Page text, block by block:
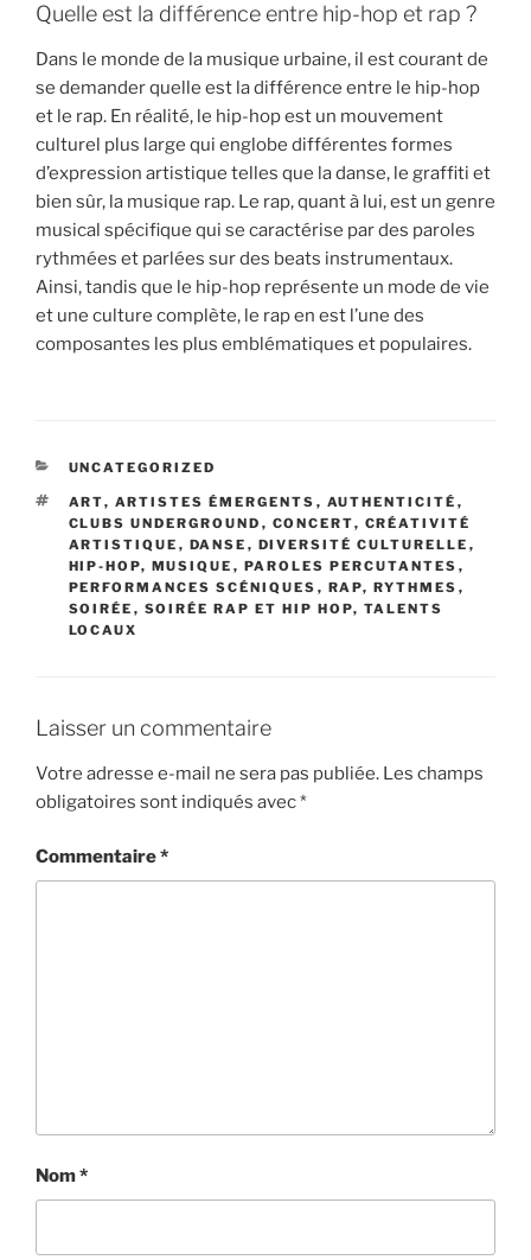
Quelle est la différence entre hip-hop et rap ?
Dans le monde de la musique urbaine, il est courant de
se demander quelle est la différence entre le hip-hop
et le rap. En réalité, le hip-hop est un mouvement
culturel plus large qui englobe différentes formes
d’expression artistique telles que la danse, le graffiti et
bien sûr, la musique rap. Le rap, quant à lui, est un genre
musical spécifique qui se caractérise par des paroles
rythmées et parlées sur des beats instrumentaux.
Ainsi, tandis que le hip-hop représente un mode de vie
et une culture complète, le rap en est l’une des
composantes les plus emblématiques et populaires.
CATÉGORIES
UNCATEGORIZED
ÉTIQUETTES
ART, ARTISTES ÉMERGENTS , AUTHENTICITÉ ,
CLUBS UNDERGROUND , CONCERT, CRÉATIVITÉ
ARTISTIQUE , DANSE , DIVERSITÉ CULTURELLE ,
HIP-HOP, MUSIQUE , PAROLES PERCUTANTES ,
PERFORMANCES SCÉNIQUES , RAP, RYTHMES ,
SOIRÉE , SOIRÉE RAP ET HIP HOP, TALENTS
LOCAUX
Laisser un commentaire
Votre adresse e-mail ne sera pas publiée. Les champs
obligatoires sont indiqués avec*
Commentaire*
Nom*